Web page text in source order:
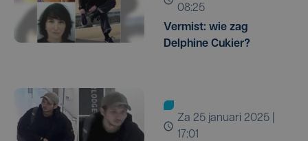
08:25
Vermist: wie zag
Delphine Cukier?
za 25 januari 2025 |
17:01